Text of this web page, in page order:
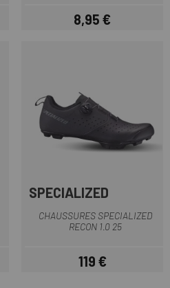
Prix
8,95 €
SPECIALIZED
CHAUSSURES SPECIALIZED
RECON 1.0 25
Prix
119 €